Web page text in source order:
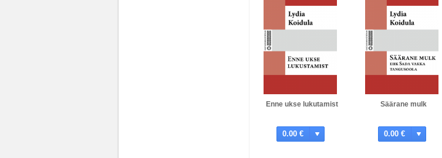
Enne ukse lukutamist
0.00 €
Säärane mulk
0.00 €